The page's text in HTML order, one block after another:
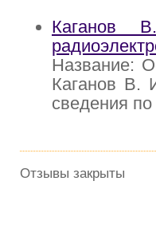
Название:
Каганов В.
сведения
Отзывы закрыты